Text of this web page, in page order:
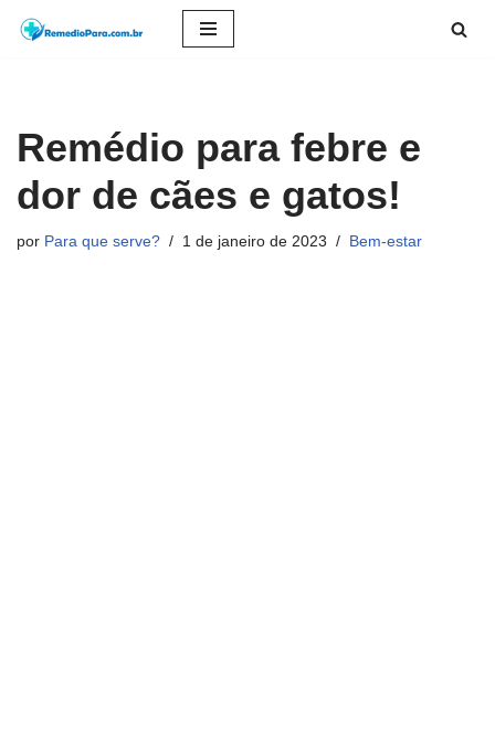
conteúdo
Remédio para febre e
dor de cães e gatos!
por Para que serve? 1 de janeiro de 2023 Bem-estar